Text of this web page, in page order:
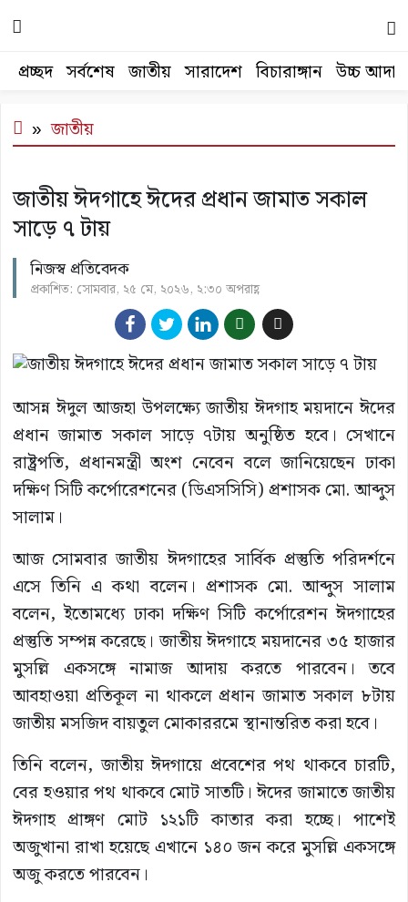
প্রচ্ছদ সর্বশেষ জাতীয় সারাদেশ বিচারাঙ্গান উচ্চ
জাতীয়
জাতীয় ঈদগাহে ঈদের প্রধান জামাত সকাল
সাড়ে ৭ টায়
নিজস্ব প্রতিবেদক
প্রকাশিত: সোমবার, ২৫ মে, ২০২৬, ২:৩০ অপরাহ্ণ
আসন্ন ঈদুল আজহা উপলক্ষ্যে জাতীয় ঈদগাহ ময়দানে ঈদের
প্রধান জামাত সকাল সাড়ে ৭টায় অনুষ্ঠিত হবে। সেখানে
রাষ্ট্রপতি, প্রধানমন্ত্রী অংশ নেবেন বলে জানিয়েছেন ঢাকা
দক্ষিণ সিটি কর্পোরেশনের (ডিএসসিসি) প্রশাসক মো. আব্দুস
সালাম।
আজ সোমবার জাতীয় ঈদগাহের সার্বিক প্রস্তুতি পরিদর্শনে
এসে তিনি এ কথা বলেন। প্রশাসক মো. আব্দুস সালাম
বলেন, ইতোমধ্যে ঢাকা দক্ষিণ সিটি কর্পোরেশন ঈদগাহের
প্রস্তুতি সম্পন্ন করেছে। জাতীয় ঈদগাহে ময়দানের ৩৫ হাজার
মুসল্লি একসঙ্গে নামাজ আদায় করতে পারবেন। তবে
আবহাওয়া প্রতিকূল না থাকলে প্রধান জামাত সকাল ৮টায়
জাতীয় মসজিদ বায়তুল মোকাররমে স্থানান্তরিত করা হবে।
তিনি বলেন, জাতীয় ঈদগায়ে প্রবেশের পথ থাকবে চারটি,
বের হওয়ার পথ থাকবে মোট সাতটি। ঈদের জামাতে জাতীয়
ঈদগাহ প্রাঙ্গণ মোট ১২১টি কাতার করা হচ্ছে। পাশেই
অজুখানা রাখা হয়েছে এখানে ১৪০ জন করে মুসল্লি একসঙ্গে
অজু করতে পারবেন।